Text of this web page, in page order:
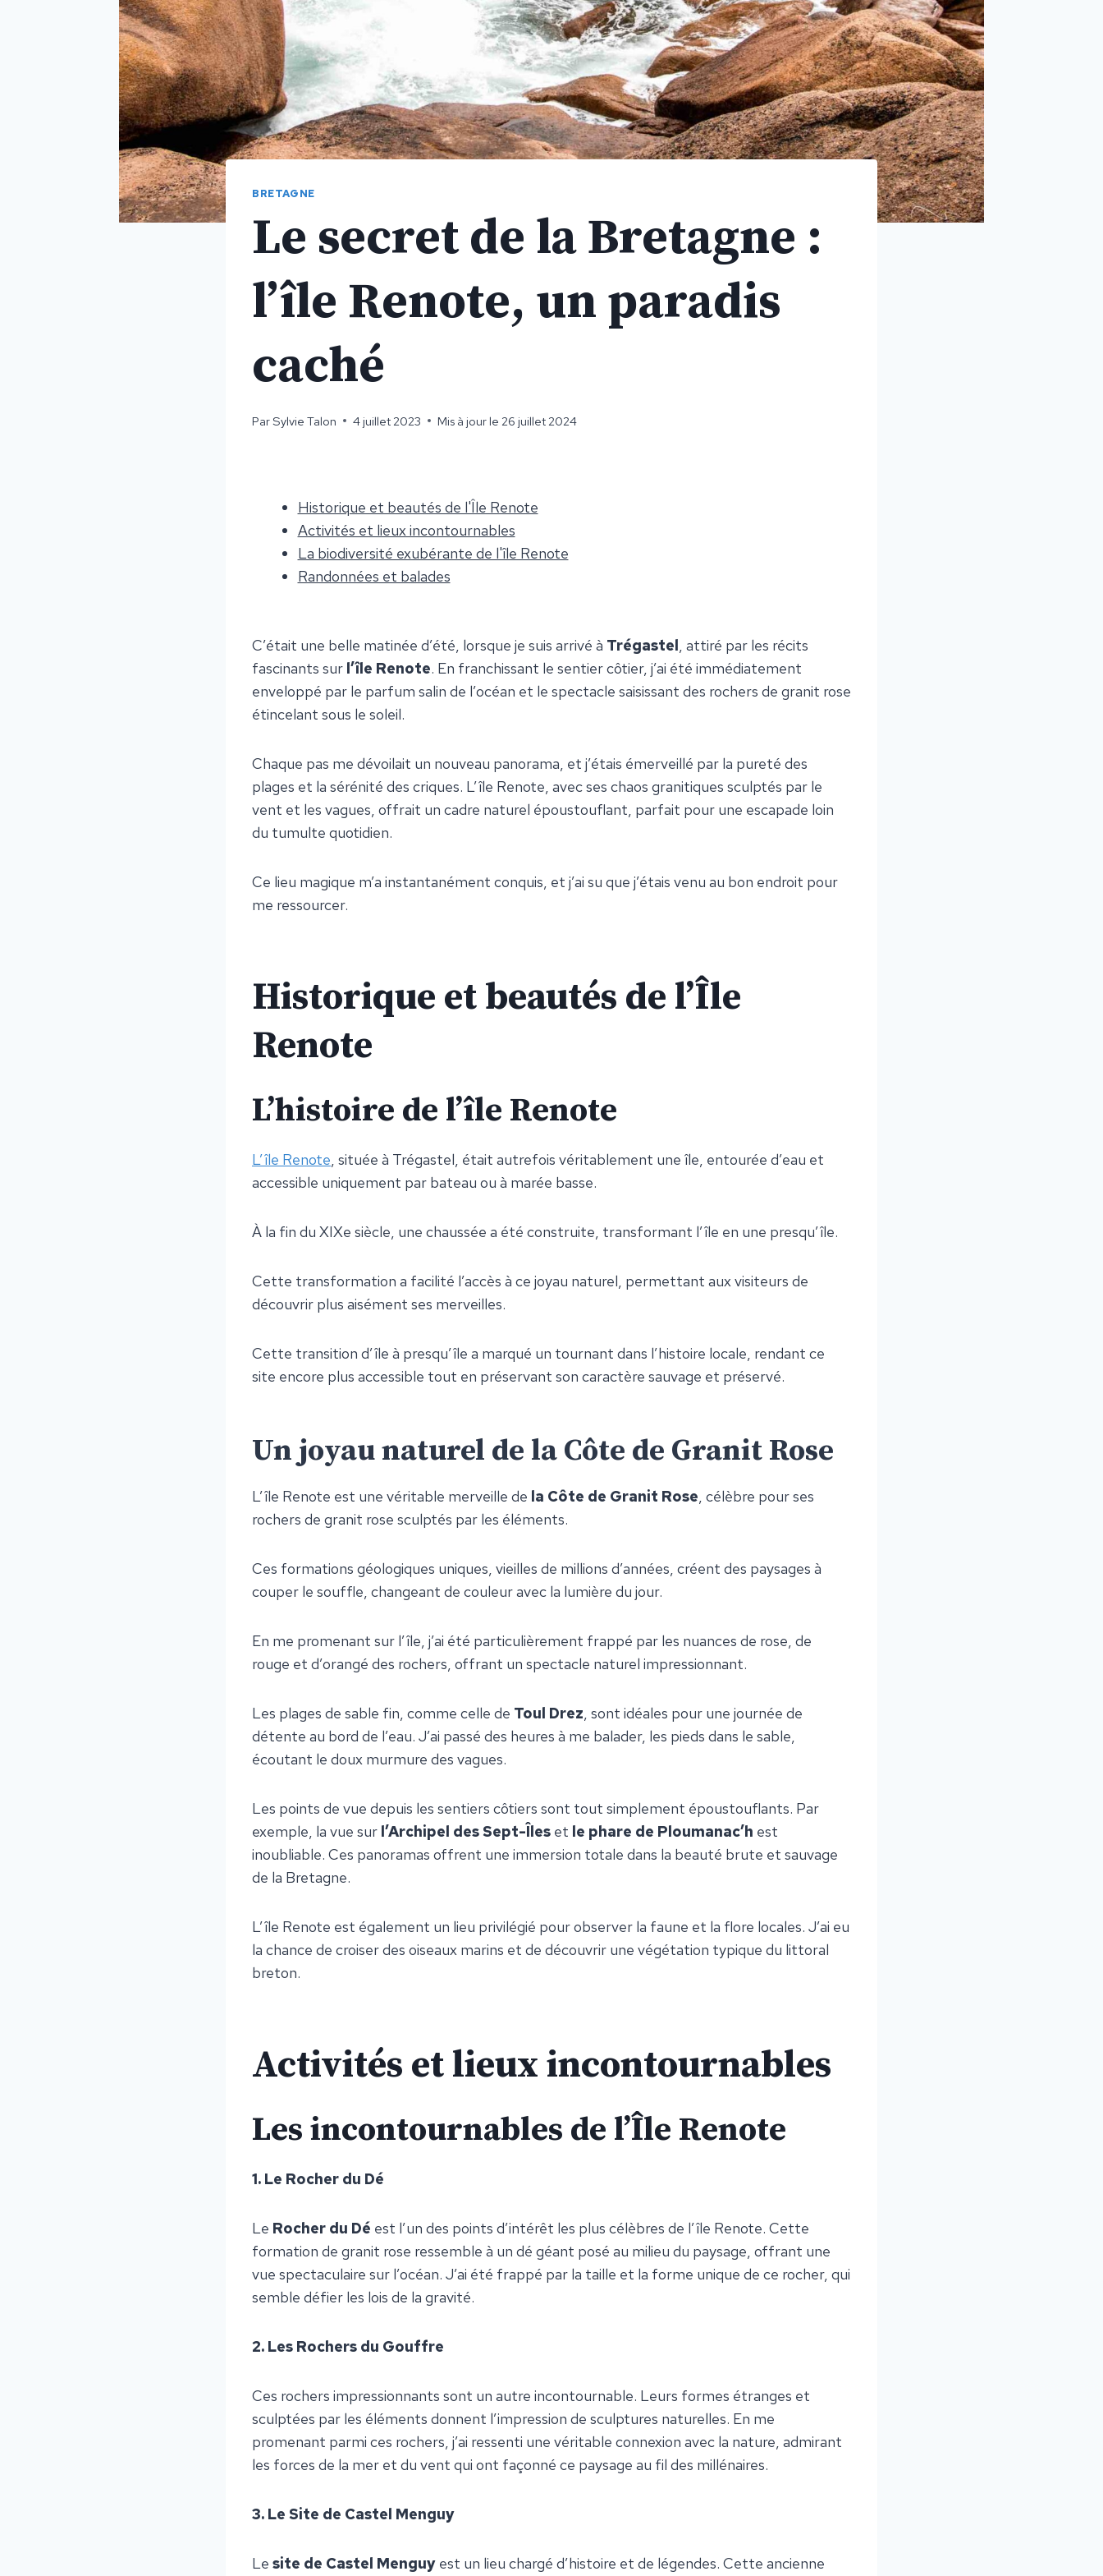
BRETAGNE
Le secret de la Bretagne :
l’île Renote, un paradis
caché
ParSylvie Talon 4 juillet 2023 Mis à jour le 26 juillet 2024
Historique et beautés de l'Île Renote
Activités et lieux incontournables
La biodiversité exubérante de l'île Renote
Randonnées et balades
C’était une belle matinée d’été, lorsque je suis arrivé à Trégastel, attiré par les récits
fascinants sur l’île Renote. En franchissant le sentier côtier, j’ai été immédiatement
enveloppé par le parfum salin de l’océan et le spectacle saisissant des rochers de granit rose
étincelant sous le soleil.
Chaque pas me dévoilait un nouveau panorama, et j’étais émerveillé par la pureté des
plages et la sérénité des criques. L’île Renote, avec ses chaos granitiques sculptés par le
vent et les vagues, offrait un cadre naturel époustouflant, parfait pour une escapade loin
du tumulte quotidien.
Ce lieu magique m’a instantanément conquis, et j’ai su que j’étais venu au bon endroit pour
me ressourcer.
Historique et beautés de l’Île
Renote
L’histoire de l’île Renote
L’île Renote, située à Trégastel, était autrefois véritablement une île, entourée d’eau et
accessible uniquement par bateau ou à marée basse.
À la fin du XIXe siècle, une chaussée a été construite, transformant l’île en une presqu’île.
Cette transformation a facilité l’accès à ce joyau naturel, permettant aux visiteurs de
découvrir plus aisément ses merveilles.
Cette transition d’île à presqu’île a marqué un tournant dans l’histoire locale, rendant ce
site encore plus accessible tout en préservant son caractère sauvage et préservé.
Un joyau naturel de la Côte de Granit Rose
L’île Renote est une véritable merveille de la Côte de Granit Rose, célèbre pour ses
rochers de granit rose sculptés par les éléments.
Ces formations géologiques uniques, vieilles de millions d’années, créent des paysages à
couper le souffle, changeant de couleur avec la lumière du jour.
En me promenant sur l’île, j’ai été particulièrement frappé par les nuances de rose, de
rouge et d’orangé des rochers, offrant un spectacle naturel impressionnant.
Les plages de sable fin, comme celle de Toul Drez, sont idéales pour une journée de
détente au bord de l’eau. J’ai passé des heures à me balader, les pieds dans le sable,
écoutant le doux murmure des vagues.
Les points de vue depuis les sentiers côtiers sont tout simplement époustouflants. Par
exemple, la vue sur l’Archipel des Sept-Îles et le phare de Ploumanac’h est
inoubliable. Ces panoramas offrent une immersion totale dans la beauté brute et sauvage
de la Bretagne.
L’île Renote est également un lieu privilégié pour observer la faune et la flore locales. J’ai eu
la chance de croiser des oiseaux marins et de découvrir une végétation typique du littoral
breton.
Activités et lieux incontournables
Les incontournables de l’Île Renote
1. Le Rocher du Dé
Le Rocher du Dé est l’un des points d’intérêt les plus célèbres de l’île Renote. Cette
formation de granit rose ressemble à un dé géant posé au milieu du paysage, offrant une
vue spectaculaire sur l’océan. J’ai été frappé par la taille et la forme unique de ce rocher, qui
semble défier les lois de la gravité.
2. Les Rochers du Gouffre
Ces rochers impressionnants sont un autre incontournable. Leurs formes étranges et
sculptées par les éléments donnent l’impression de sculptures naturelles. En me
promenant parmi ces rochers, j’ai ressenti une véritable connexion avec la nature, admirant
les forces de la mer et du vent qui ont façonné ce paysage au fil des millénaires.
3. Le Site de Castel Menguy
Le site de Castel Menguy est un lieu chargé d’histoire et de légendes. Cette ancienne